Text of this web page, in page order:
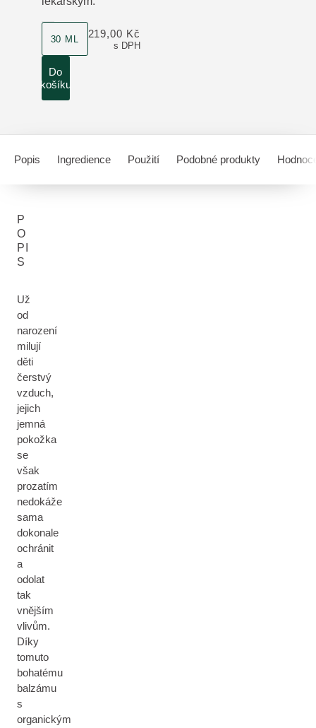
velikost produktu
30 ML
s DPH
219,00 Kč
Do
košíku
Popis Ingredience Použití Podobné produkty
P
O
PI
S
Už
od
narození
milují
děti
čerstvý
vzduch,
jejich
jemná
pokožka
se
však
prozatím
nedokáže
sama
dokonale
ochránit
a
odolat
tak
vnějším
vlivům.
Díky
tomuto
bohatému
balzámu
s
organickým